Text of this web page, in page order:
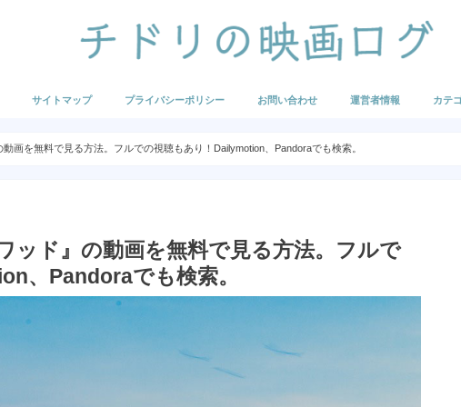
サイトマップ プライバシーポリシー お問い合わせ 運営者情報 カテ
画を無料で見る方法。フルでの視聴もあり！Dailymotion、Pandoraでも検索。
ッド』の動画を無料で見る方法。フルで
、Pandoraでも検索。